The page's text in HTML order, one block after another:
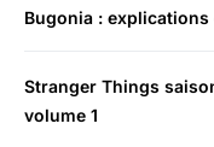
Bugonia :
Stranger Things
volume 1